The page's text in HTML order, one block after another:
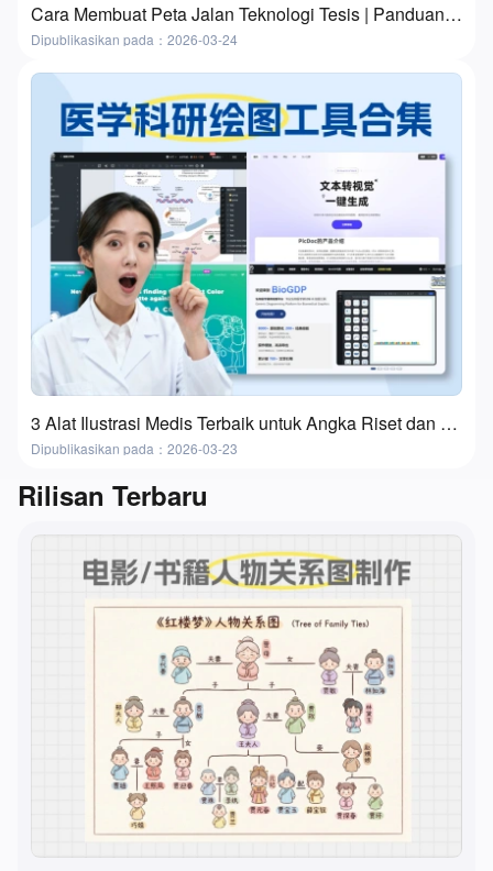
Cara Membuat Peta Jalan Teknologi Tesis | Panduan Praktis 3 Langkah dengan Alat Gratis
Dipublikasikan pada：2026-03-24
3 Alat Ilustrasi Medis Terbaik untuk Angka Riset dan Presentasi
Dipublikasikan pada：2026-03-23
Rilisan Terbaru